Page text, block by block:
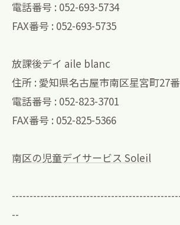
電話番号 : 052-693-5734
FAX番号 : 052-693-5735
放課後デイ aile blanc
住所 : 愛知県名古屋市南区星宮町27
電話番号 : 052-823-3701
FAX番号 : 052-825-5366
南区の児童デイサービス Soleil
--